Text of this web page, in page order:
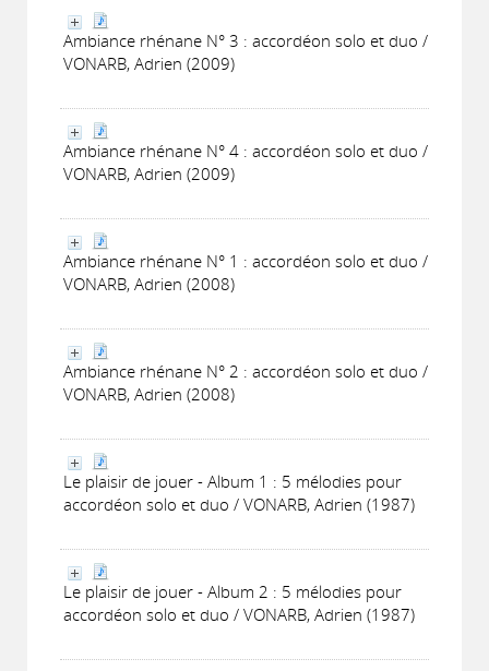
Ambiance rhénane N° 3 : accordéon solo et duo /
VONARB, Adrien (2009)
Ambiance rhénane N° 4 : accordéon solo et duo /
VONARB, Adrien (2009)
Ambiance rhénane N° 1 : accordéon solo et duo /
VONARB, Adrien (2008)
Ambiance rhénane N° 2 : accordéon solo et duo /
VONARB, Adrien (2008)
Le plaisir de jouer - Album 1 : 5 mélodies pour
accordéon solo et duo / VONARB, Adrien (1987)
Le plaisir de jouer - Album 2 : 5 mélodies pour
accordéon solo et duo / VONARB, Adrien (1987)